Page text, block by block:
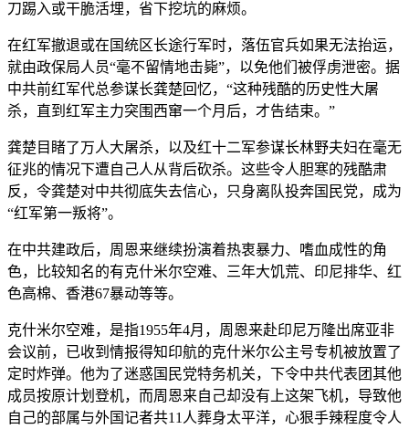
刀踢入或干脆活埋，省下挖坑的麻烦。
在红军撤退或在国统区长途行军时，落伍官兵如果无法抬运，
就由政保局人员“毫不留情地击毙”，以免他们被俘虏泄密。据
中共前红军代总参谋长龚楚回忆，“这种残酷的历史性大屠
杀，直到红军主力突围西窜一个月后，才告结束。”
龚楚目睹了万人大屠杀，以及红十二军参谋长林野夫妇在毫无
征兆的情况下遭自己人从背后砍杀。这些令人胆寒的残酷肃
反，令龚楚对中共彻底失去信心，只身离队投奔国民党，成为
“红军第一叛将”。
在中共建政后，周恩来继续扮演着热衷暴力、嗜血成性的角
色，比较知名的有克什米尔空难、三年大饥荒、印尼排华、红
色高棉、香港67暴动等等。
克什米尔空难，是指1955年4月，周恩来赴印尼万隆出席亚非
会议前，已收到情报得知印航的克什米尔公主号专机被放置了
定时炸弹。他为了迷惑国民党特务机关，下令中共代表团其他
成员按原计划登机，而周恩来自己却没有上这架飞机，导致他
自己的部属与外国记者共11人葬身太平洋，心狠手辣程度令人